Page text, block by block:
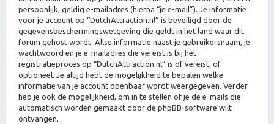
persoonlijk, geldig e-mailadres (hierna “je e-mail”). Je informatie
voor je account op “DutchAttraction.nl” is beveiligd door de
gegevensbeschermingswetgeving die geldt in het land waar dit
forum gehost wordt. Allse informatie naast je gebruikersnaam, je
wachtwoord en je e-mailadres die vereist is bij het
registratieproces op “DutchAttraction.nl” is of vereist, of
optioneel. Je altijd hebt de mogelijkheid te bepalen welke
informatie van je account openbaar wordt weergegeven. Verder
heb je ook de mogelijkheid, om in te stellen of je de e-mails die
automatisch worden gemaakt door de phpBB-software wilt
ontvangen.